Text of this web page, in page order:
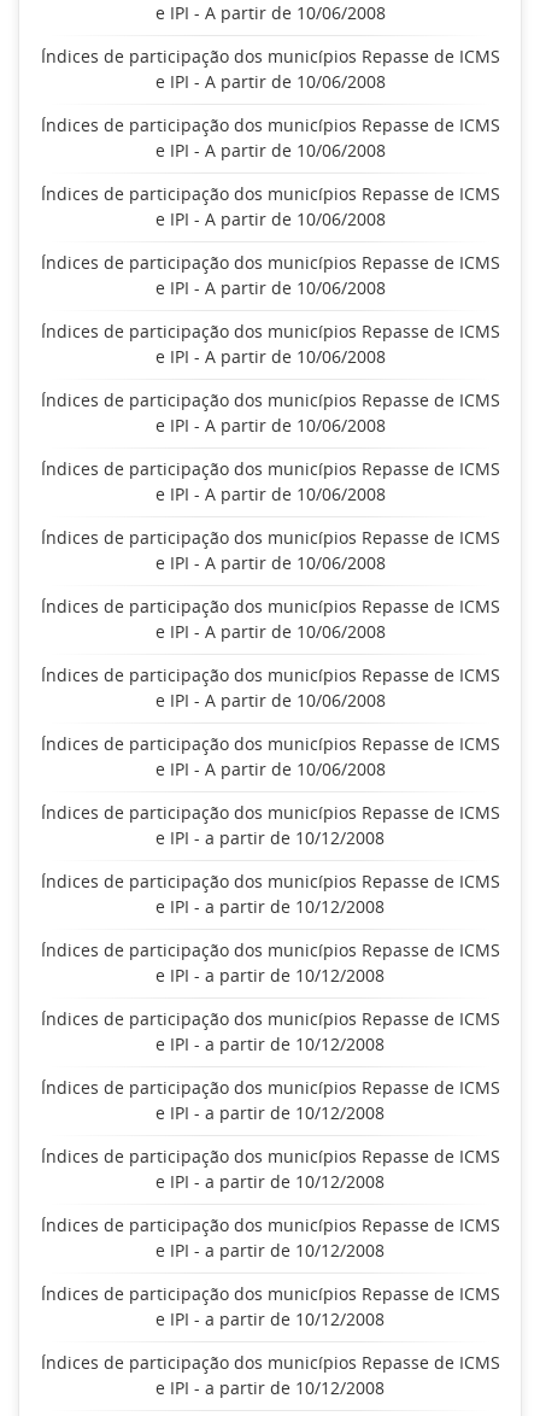
e IPI - A partir de 10/06/2008
Índices de participação dos municípios Repasse de ICMS
e IPI - A partir de 10/06/2008
Índices de participação dos municípios Repasse de ICMS
e IPI - A partir de 10/06/2008
Índices de participação dos municípios Repasse de ICMS
e IPI - A partir de 10/06/2008
Índices de participação dos municípios Repasse de ICMS
e IPI - A partir de 10/06/2008
Índices de participação dos municípios Repasse de ICMS
e IPI - A partir de 10/06/2008
Índices de participação dos municípios Repasse de ICMS
e IPI - A partir de 10/06/2008
Índices de participação dos municípios Repasse de ICMS
e IPI - A partir de 10/06/2008
Índices de participação dos municípios Repasse de ICMS
e IPI - A partir de 10/06/2008
Índices de participação dos municípios Repasse de ICMS
e IPI - A partir de 10/06/2008
Índices de participação dos municípios Repasse de ICMS
e IPI - A partir de 10/06/2008
Índices de participação dos municípios Repasse de ICMS
e IPI - A partir de 10/06/2008
Índices de participação dos municípios Repasse de ICMS
e IPI - a partir de 10/12/2008
Índices de participação dos municípios Repasse de ICMS
e IPI - a partir de 10/12/2008
Índices de participação dos municípios Repasse de ICMS
e IPI - a partir de 10/12/2008
Índices de participação dos municípios Repasse de ICMS
e IPI - a partir de 10/12/2008
Índices de participação dos municípios Repasse de ICMS
e IPI - a partir de 10/12/2008
Índices de participação dos municípios Repasse de ICMS
e IPI - a partir de 10/12/2008
Índices de participação dos municípios Repasse de ICMS
e IPI - a partir de 10/12/2008
Índices de participação dos municípios Repasse de ICMS
e IPI - a partir de 10/12/2008
Índices de participação dos municípios Repasse de ICMS
e IPI - a partir de 10/12/2008